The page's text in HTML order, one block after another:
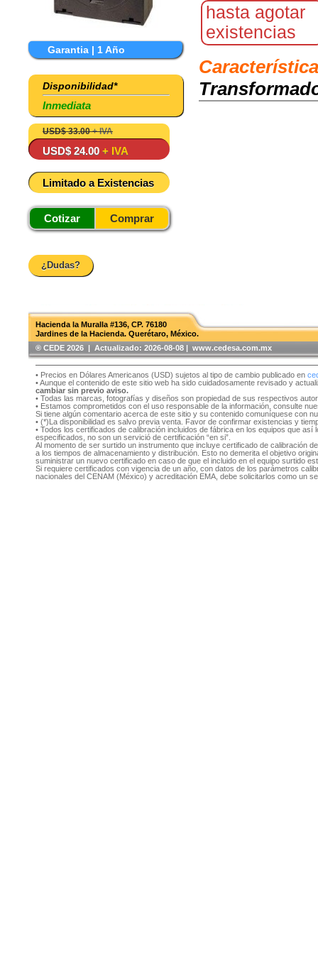
Garantia | 1 Año
Disponibilidad*
Inmediata
USD$ 33.00+ IVA
USD$ 24.00 + IVA
Limitado a Existencias
Cotizar Comprar
¿Dudas?
hasta agotar
existencias
Hacienda la Muralla #136, CP. 76180
Jardines de la Hacienda. Querétaro, México.
®️ CEDE 2026 | Actualizado: 2026-08-08 | www.cedesa.com.mx
• Precios en Dólares Americanos (USD) sujetos al tipo de cambio publicado en
• Aunque el contenido de este sitio web ha sido cuidadosamente revisado y
cambiar sin previo aviso.
• Todas las marcas, fotografías y diseños son propiedad de sus respectivos
• Estamos comprometidos con el uso responsable de la información, consulte
Si tiene algún comentario acerca de este sitio y su contenido comuníquese con
• (*)La disponibilidad es salvo previa venta. Favor de confirmar existencias y
• Todos los certificados de calibración incluidos de fábrica en los equipos que
especificados, no son un servició de certificación “en si”.
Al momento de ser surtido un instrumento que incluye certificado de calibración
a los tiempos de almacenamiento y distribución. Esto no demerita el objetivo
suministrar un nuevo certificado en caso de que el incluido en el equipo surtido
Si requiere certificados con vigencia de un año, con datos de los parámetros
nacionales del CENAM (México) y acreditación EMA, debe solicitarlos como un